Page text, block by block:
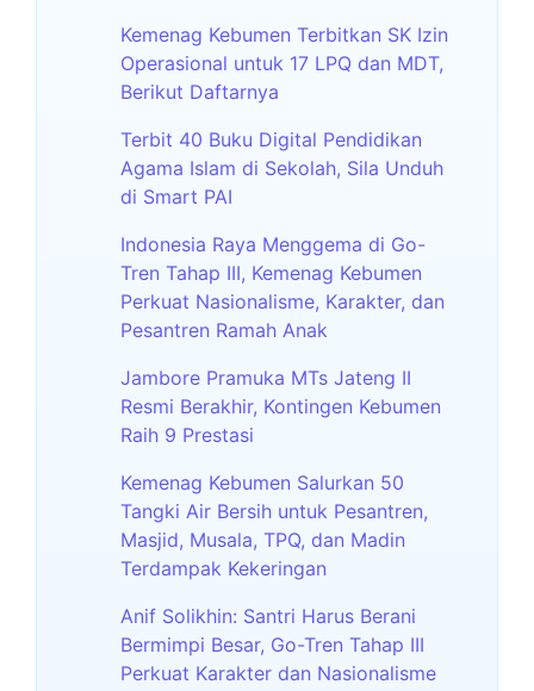
Kemenag Kebumen Terbitkan SK Izin
Operasional untuk 17 LPQ dan MDT,
Berikut Daftarnya
Terbit 40 Buku Digital Pendidikan
Agama Islam di Sekolah, Sila Unduh
di Smart PAI
Indonesia Raya Menggema di Go-
Tren Tahap III, Kemenag Kebumen
Perkuat Nasionalisme, Karakter, dan
Pesantren Ramah Anak
Jambore Pramuka MTs Jateng II
Resmi Berakhir, Kontingen Kebumen
Raih 9 Prestasi
Kemenag Kebumen Salurkan 50
Tangki Air Bersih untuk Pesantren,
Masjid, Musala, TPQ, dan Madin
Terdampak Kekeringan
Anif Solikhin: Santri Harus Berani
Bermimpi Besar, Go-Tren Tahap III
Perkuat Karakter dan Nasionalisme